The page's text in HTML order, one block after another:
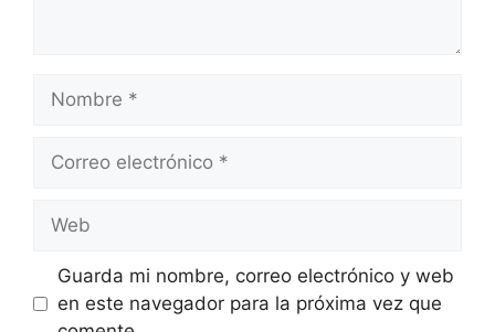
Nombre
Correo
Web
Guarda mi nombre, correo electrónico y web
en este navegador para la próxima vez que